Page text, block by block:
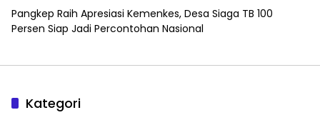
Pangkep Raih Apresiasi Kemenkes, Desa Siaga TB 100
Persen Siap Jadi Percontohan Nasional
Kategori